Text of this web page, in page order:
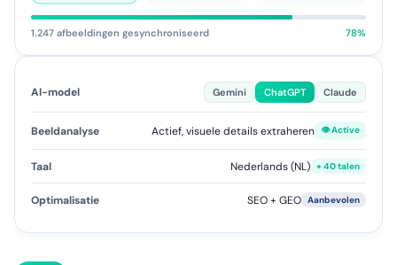
1.247 afbeeldingen gesynchroniseerd 78%
AI-model Gemini ChatGPT Claude
Beeldanalyse Actief, visuele details extraheren 👁 Active
Taal Nederlands (NL) + 40 talen
Optimalisatie SEO + GEO Aanbevolen